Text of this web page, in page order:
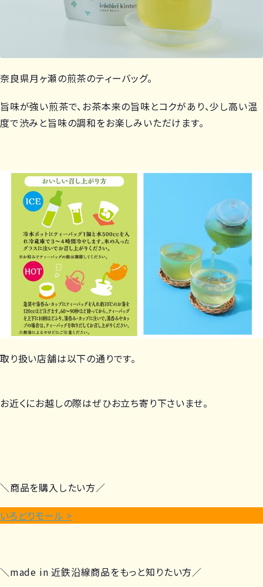
奈良県月ヶ瀬の煎茶のティーバッグ。
旨味が強い煎茶で、お茶本来の旨味とコクがあり、少し高い温
度で渋みと旨味の調和をお楽しみいただけます。
取り扱い店舗は以下の通りです。
お近くにお越しの際はぜひお立ち寄り下さいませ。
＼商品を購入したい方／
いろどりモール >
＼made in 近鉄沿線商品をもっと知りたい方／